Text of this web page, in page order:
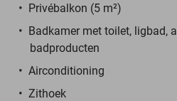
Privébalkon (5 m²)
Badkamer met toilet, ligbad,
badproducten
Airconditioning
Zithoek